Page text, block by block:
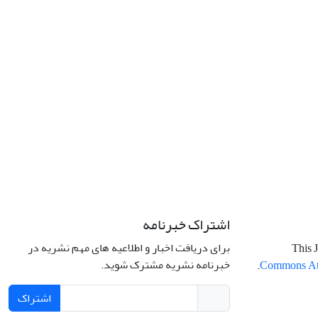
This
Commons
.
اشتراک خبرنامه
برای دریافت اخبار و اطلاعیه های مهم نشریه در
خبرنامه نشریه مشترک شوید.
اشتراک